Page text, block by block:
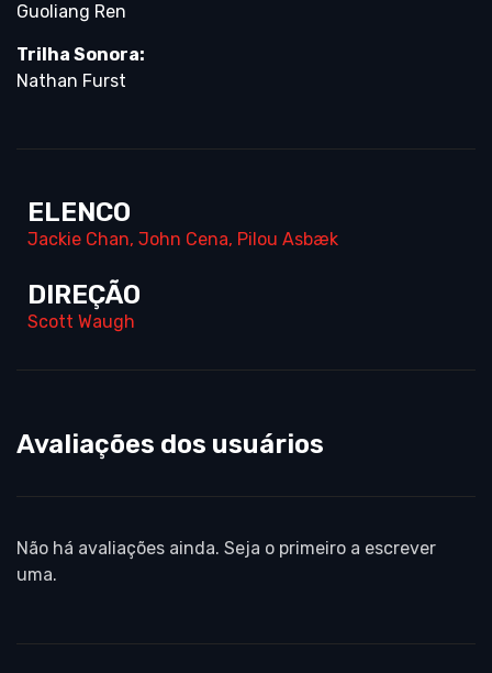
Guoliang Ren
Trilha Sonora:
Nathan Furst
ELENCO
Jackie Chan, John Cena, Pilou Asbæk
DIREÇÃO
Scott Waugh
Avaliações dos usuários
Não há avaliações ainda. Seja o primeiro a escrever
uma.